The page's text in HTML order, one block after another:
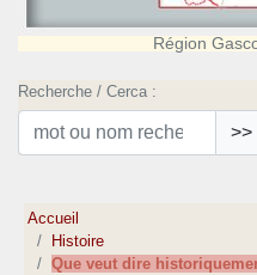
Région
Recherche / Cerca :
>>
Accueil
Histoire
Que veut dire